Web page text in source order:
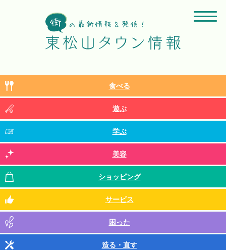
食べる
遊ぶ
学ぶ
美容
ショッピング
サービス
困った
造る・直す